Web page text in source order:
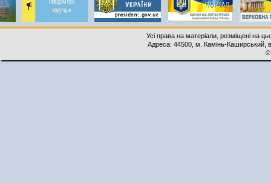
Усі права на матеріали, розміщені на
Адреса: 44500, м. Камінь-Каширський,
©